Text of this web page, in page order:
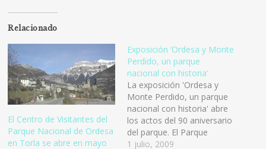
Relacionado
El Centro de Visitantes del
Parque Nacional de Ordesa
en Torla se abre en mayo
Exposición ‘Ordesa y Monte
Perdido, un parque
nacional con historia’
La exposición 'Ordesa y
Monte Perdido, un parque
nacional con historia' abre
los actos del 90 aniversario
del parque. El Parque
Nacional de Ordesa y
1 julio, 2009